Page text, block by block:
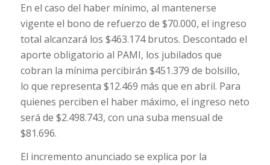
En el caso del haber mínimo, al mantenerse
vigente el bono de refuerzo de $70.000, el ingreso
total alcanzará los $463.174 brutos. Descontado el
aporte obligatorio al PAMI, los jubilados que
cobran la mínima percibirán $451.379 de bolsillo,
lo que representa $12.469 más que en abril. Para
quienes perciben el haber máximo, el ingreso neto
será de $2.498.743, con una suba mensual de
$81.696.
El incremento anunciado se explica por la